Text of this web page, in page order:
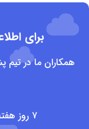
برای
همکاران ما در تیم
۷ روز هفته × ۲۴ ساعت روز